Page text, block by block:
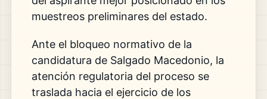
muestreos preliminares del estado.
Ante el bloqueo normativo de la
candidatura de Salgado Macedonio, la
atención regulatoria del proceso se
traslada hacia el ejercicio de los